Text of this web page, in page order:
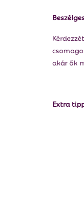
akár ők
Extra